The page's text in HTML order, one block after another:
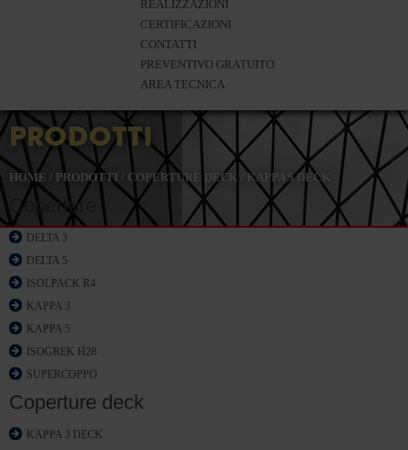
REALIZZAZIONI
CERTIFICAZIONI
CONTATTI
PREVENTIVO GRATUITO
AREA TECNICA
PRODOTTI
HOME / PRODOTTI / COPERTURE DECK KAPPA 5 DECK
Coperture
DELTA 3
DELTA 5
ISOLPACK R4
KAPPA 3
KAPPA 5
ISOGREK H28
SUPERCOPPO
Coperture deck
KAPPA 3 DECK